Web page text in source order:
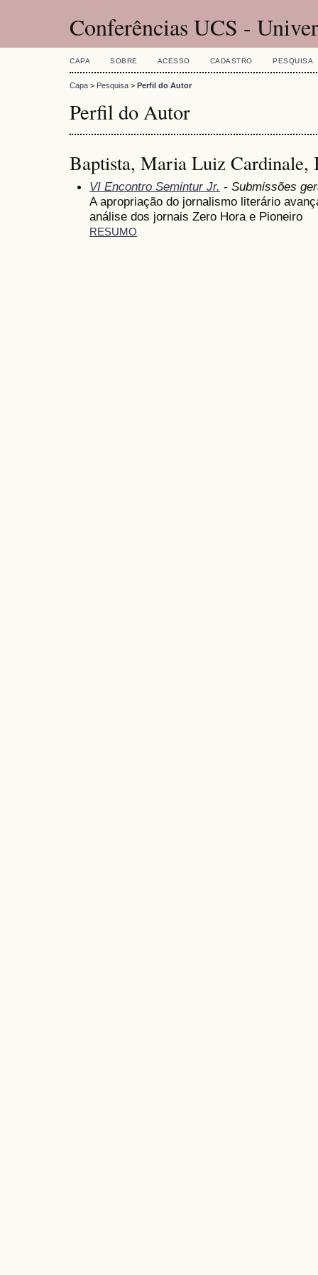
Conferências UCS -
CAPA SOBRE ACESSO CADASTRO PESQUISA
Capa > Pesquisa > Perfil do Autor
Perfil do Autor
Baptista, Maria Luiz Cardinale,
VI Encontro Semintur Jr. - Submissões
A apropriação do jornalismo literário
análise dos jornais Zero Hora e Pioneiro
RESUMO